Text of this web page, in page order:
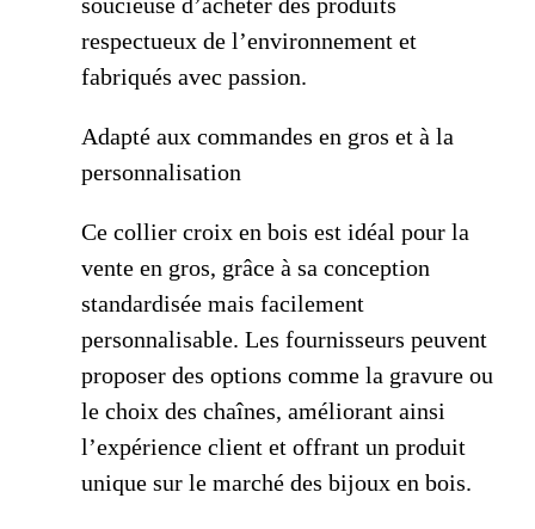
respectueux de l’environnement et
fabriqués avec passion.
Adapté aux commandes en gros et à la
personnalisation
Ce collier croix en bois est idéal pour la
vente en gros, grâce à sa conception
standardisée mais facilement
personnalisable. Les fournisseurs peuvent
proposer des options comme la gravure ou
le choix des chaînes, améliorant ainsi
l’expérience client et offrant un produit
unique sur le marché des bijoux en bois.